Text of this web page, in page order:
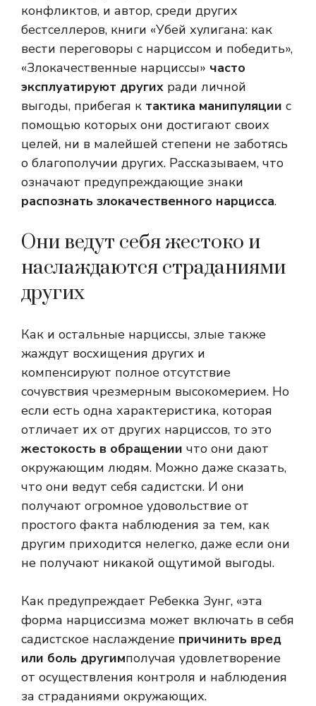
конфликтов, и автор, среди других
бестселлеров, книги «Убей хулигана: как
вести переговоры с нарциссом и победить»,
«Злокачественные нарциссы» часто
эксплуатируют других ради личной
выгоды, прибегая к тактика манипуляции с
помощью которых они достигают своих
целей, ни в малейшей степени не заботясь
о благополучии других. Рассказываем, что
означают предупреждающие знаки
распознать злокачественного нарцисса.
Они ведут себя жестоко и
наслаждаются страданиями
других
Как и остальные нарциссы, злые также
жаждут восхищения других и
компенсируют полное отсутствие
сочувствия чрезмерным высокомерием. Но
если есть одна характеристика, которая
отличает их от других нарциссов, то это
жестокость в обращении что они дают
окружающим людям. Можно даже сказать,
что они ведут себя садистски. И они
получают огромное удовольствие от
простого факта наблюдения за тем, как
другим приходится нелегко, даже если они
не получают никакой ощутимой выгоды.
Как предупреждает Ребекка Зунг, «эта
форма нарциссизма может включать в себя
садистское наслаждение причинить вред
или боль другимполучая удовлетворение
от осуществления контроля и наблюдения
за страданиями окружающих.